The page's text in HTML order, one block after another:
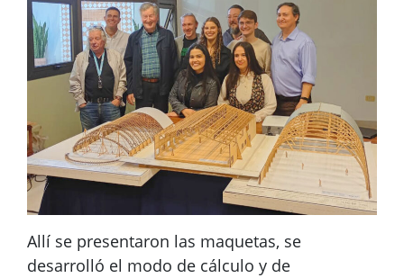
Allí se presentaron las maquetas, se
desarrolló el modo de cálculo y de